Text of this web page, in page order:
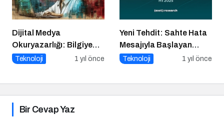
Dijital Medya
Okuryazarlığı: Bilgiye
Erişimde Sorumluluk ve
Teknoloji 1 yıl önce
Yeni Tehdit: Sahte Hata
Mesajıyla Başlayan
Siber Saldırılar
Teknoloji 1 yıl önce
Bir Cevap Yaz